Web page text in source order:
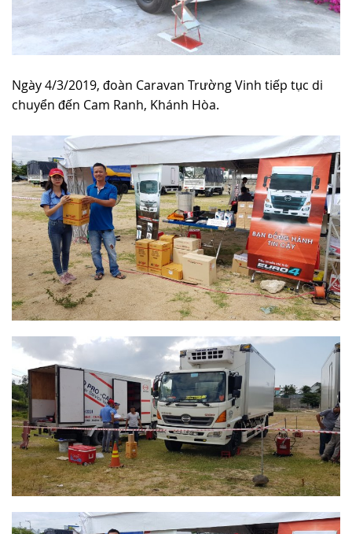
Ngày 4/3/2019, đoàn Caravan Trường Vinh tiếp tục di
chuyển đến Cam Ranh, Khánh Hòa.